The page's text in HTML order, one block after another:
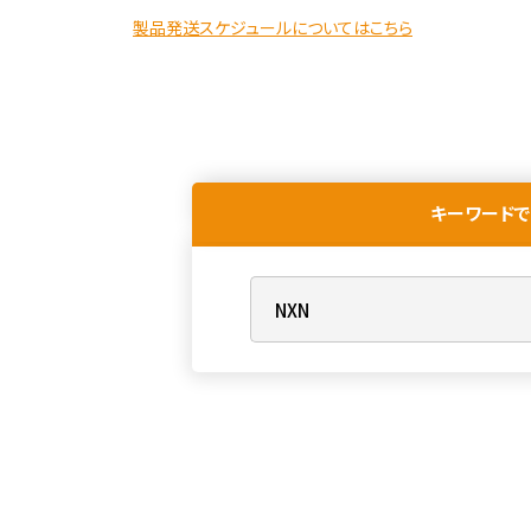
製品発送スケジュールについてはこちら
キーワード